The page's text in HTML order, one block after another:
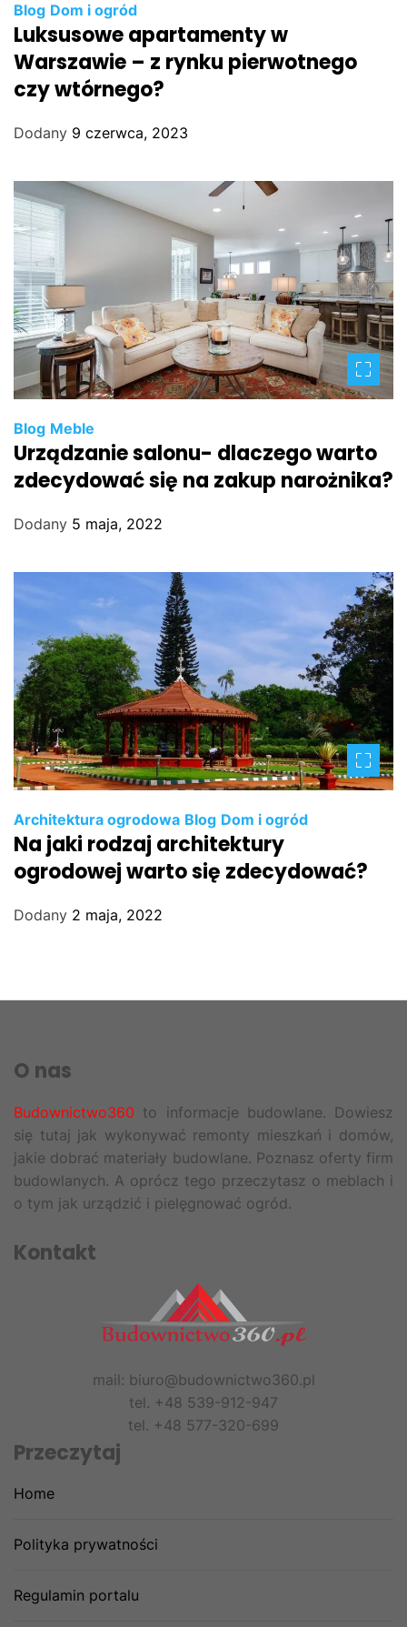
Blog Dom i ogród
Luksusowe apartamenty w
Warszawie – z rynku pierwotnego
czy wtórnego?
Dodany 9 czerwca, 2023
Blog Meble
Urządzanie salonu- dlaczego warto
zdecydować się na zakup narożnika?
Dodany 5 maja, 2022
Architektura ogrodowa Blog Dom i ogród
Na jaki rodzaj architektury
ogrodowej warto się zdecydować?
Dodany 2 maja, 2022
O nas
Budownictwo360 to informacje budowlane. Dowiesz
się tutaj jak wykonywać remonty mieszkań i domów,
jakie dobrać materiały budowlane. Poznasz oferty firm
budowlanych. A oprócz tego przeczytasz o meblach i
o tym jak urządzić i pielęgnować ogród.
Kontakt
mail: biuro@budownictwo360.pl
tel. +48 539-912-947
tel. +48 577-320-699
Przeczytaj
Home
Polityka prywatności
Regulamin portalu